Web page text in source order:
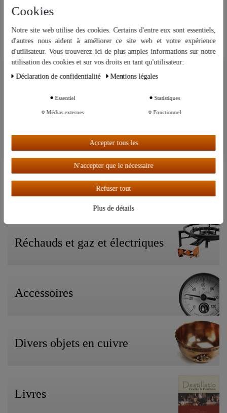
Notre univers thématique
Cuisine
Parfum et huiles essentielles
Réchauds et gaz et électriques
Accessoires
Divers objets en cuivre
Livres
essentiels, tandis que d’autres nous aident à améliorer ce site Web et
Autres paramètres
Tout accepter
Cookies
Notre site web utilise des cookies. Certains d'entre eux sont essentiels,
d'autres nous aident à améliorer ce site web et votre expérience
d'utilisateur. Vous trouverez ici de plus amples informations sur notre
utilisation des cookies et sur vos droits en tant qu'utilisateur:
Déclaration de confidentialité
Mentions légales
Essentiel Statistiques
Médias externes Fonctionnel
Accepter tous les
N'accepter que le nécessaire
Refuser tout
Plus de détails